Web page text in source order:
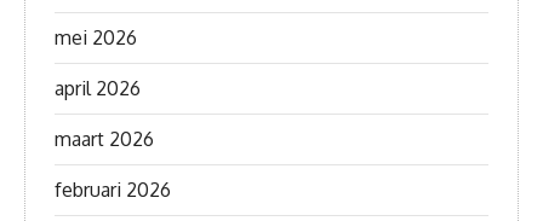
mei 2026
april 2026
maart 2026
februari 2026